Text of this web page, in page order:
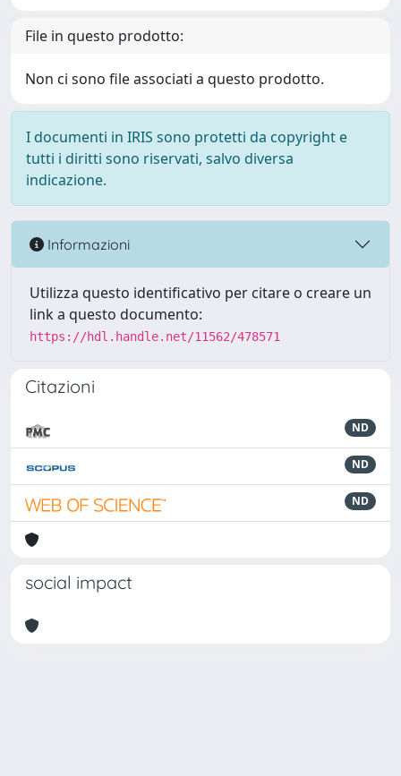
File in questo prodotto:
Non ci sono file associati a questo prodotto.
I documenti in IRIS sono protetti da copyright e
tutti i diritti sono riservati, salvo diversa
indicazione.
Informazioni
Utilizza questo identificativo per citare o creare un
link a questo documento:
https://hdl.handle.net/11562/478571
Citazioni
ND
ND
ND
social impact